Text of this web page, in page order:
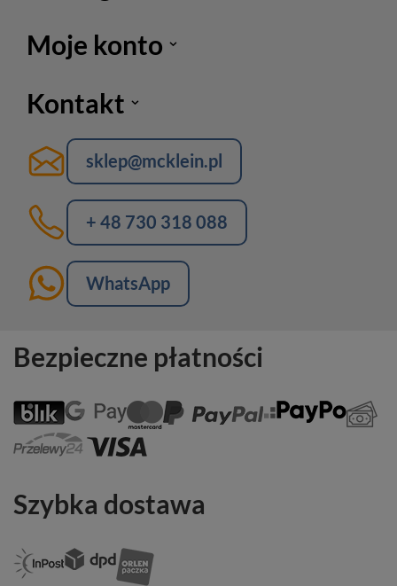
Moje konto
Kontakt
sklep@mcklein.pl
+ 48 730 318 088
WhatsApp
Bezpieczne płatności
Szybka dostawa